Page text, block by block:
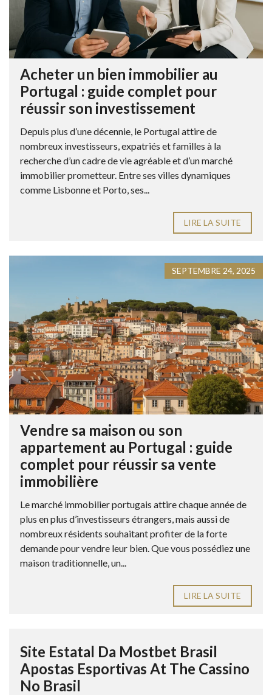
Acheter un bien immobilier au
Portugal : guide complet pour
réussir son investissement
Depuis plus d’une décennie, le Portugal attire de
nombreux investisseurs, expatriés et familles à la
recherche d’un cadre de vie agréable et d’un marché
immobilier prometteur. Entre ses villes dynamiques
comme Lisbonne et Porto, ses...
LIRE LA SUITE
SEPTEMBRE 24, 2025
Vendre sa maison ou son
appartement au Portugal : guide
complet pour réussir sa vente
immobilière
Le marché immobilier portugais attire chaque année de
plus en plus d’investisseurs étrangers, mais aussi de
nombreux résidents souhaitant profiter de la forte
demande pour vendre leur bien. Que vous possédiez une
maison traditionnelle, un...
LIRE LA SUITE
Site Estatal Da Mostbet Brasil
Apostas Esportivas At The Cassino
No Brasil